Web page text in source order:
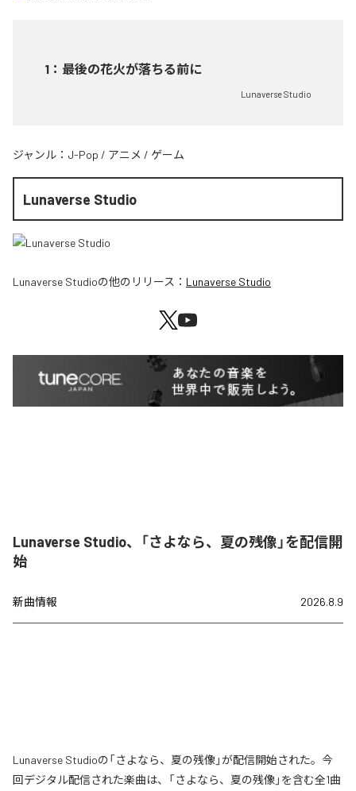
1 ： 最後の花火が落ちる前に
Lunaverse Studio
ジャンル： J-Pop / アニメ / ゲーム
Lunaverse Studio
Lunaverse Studioの他のリリース： Lunaverse Studio
Lunaverse Studio、「さよなら、夏の残像」を配信開
始
新曲情報 2026.8.9
Lunaverse Studioの「さよなら、夏の残像」が配信開始された。今
回デジタル配信された楽曲は、「さよなら、夏の残像」を含む全1曲